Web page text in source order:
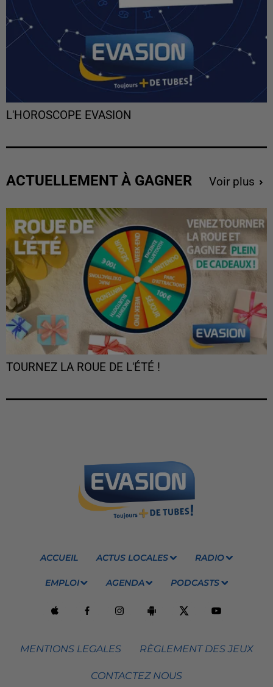
L'HOROSCOPE EVASION
ACTUELLEMENT À GAGNER Voir plus
TOURNEZ LA ROUE DE L'ÉTÉ !
ACCUEIL ACTUS LOCALES RADIO
EMPLOI AGENDA PODCASTS
MENTIONS LEGALES RÈGLEMENT DES JEUX
CONTACTEZ NOUS